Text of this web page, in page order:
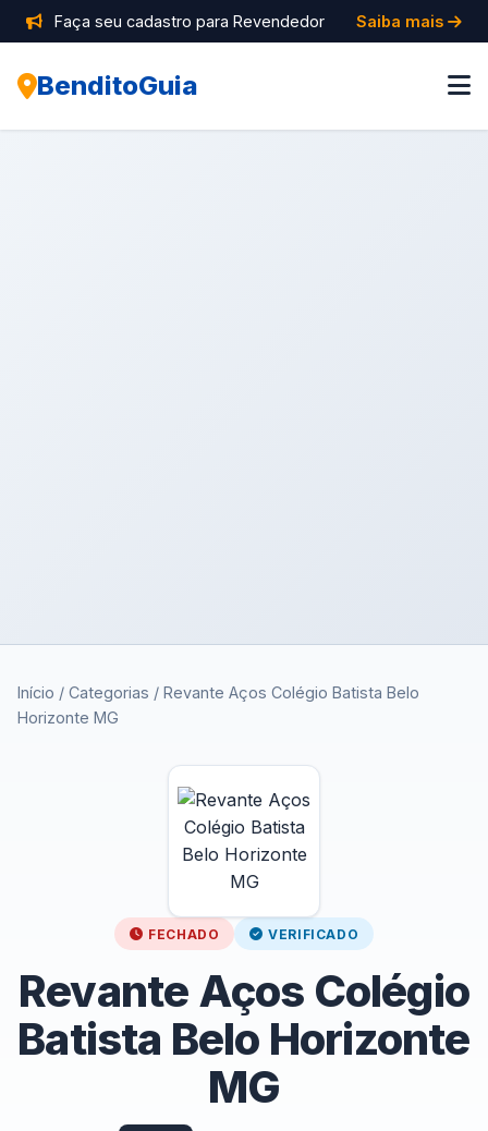
Faça seu cadastro para Revendedor Saiba mais
BenditoGuia
Início / Categorias / Revante Aços Colégio Batista Belo
Horizonte MG
FECHADO VERIFICADO
Revante Aços Colégio
Batista Belo Horizonte
MG